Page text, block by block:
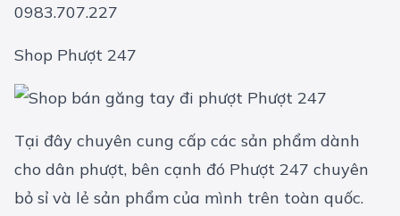
0983.707.227
Shop Phượt 247
Tại đây chuyên cung cấp các sản phẩm dành
cho dân phượt, bên cạnh đó Phượt 247 chuyên
bỏ sỉ và lẻ sản phẩm của mình trên toàn quốc.